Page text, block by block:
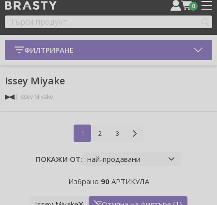
0
ФИЛТРИРАНЕ
Issey Miyake
Issey Miyake
1 2 3
ПОКАЖИ ОТ:
Избрано 90АРТИКУЛА